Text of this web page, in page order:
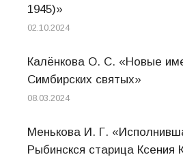
1945)»
02.10.2024
Калёнкова О. С. «Новые
Симбирских святых»
08.03.2024
Менькова И. Г.
Рыбинскся старица Ксения